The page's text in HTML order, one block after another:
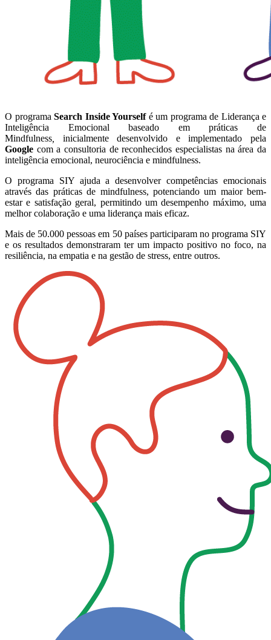
O programa Search Inside Yourselfé um programa de Liderança e
Inteligência Emocional baseado em práticas de
Mindfulness
inicialmente desenvolvido e implementado pela
Google com a consultoria de reconhecidos especialistas na área da
inteligência emocional, neurociência e mindfulness.
O programa SIY ajuda a desenvolver competências emocionais
através das práticas de mindfulness, potenciando um maior bem-
estar e satisfação geral, permitindo um desempenho máximo, uma
melhor colaboração e uma liderança mais eficaz.
Mais de 50.000 pessoas em 50 países participaram no programa SIY
e os resultados demonstraram ter um impacto positivo no foco, na
resiliência, na empatia e na gestão de stress, entre outros.